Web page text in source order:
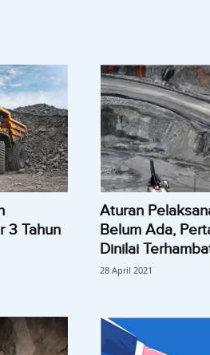
3 Tahun
Aturan
Belum Ada,
Dinilai
28 April 2021